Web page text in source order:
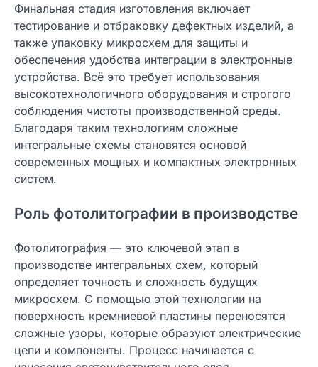
Финальная стадия изготовления включает
тестирование и отбраковку дефектных изделий, а
также упаковку микросхем для защиты и
обеспечения удобства интеграции в электронные
устройства. Всё это требует использования
высокотехнологичного оборудования и строгого
соблюдения чистоты производственной среды.
Благодаря таким технологиям сложные
интегральные схемы становятся основой
современных мощных и компактных электронных
систем.
Роль фотолитографии в производстве
Фотолитография — это ключевой этап в
производстве интегральных схем, который
определяет точность и сложность будущих
микросхем. С помощью этой технологии на
поверхность кремниевой пластины переносятся
сложные узоры, которые образуют электрические
цепи и компоненты. Процесс начинается с